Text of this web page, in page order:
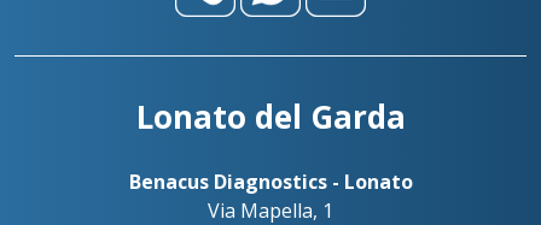
Lonato del Garda
Benacus Diagnostics - Lonato
Via Mapella, 1